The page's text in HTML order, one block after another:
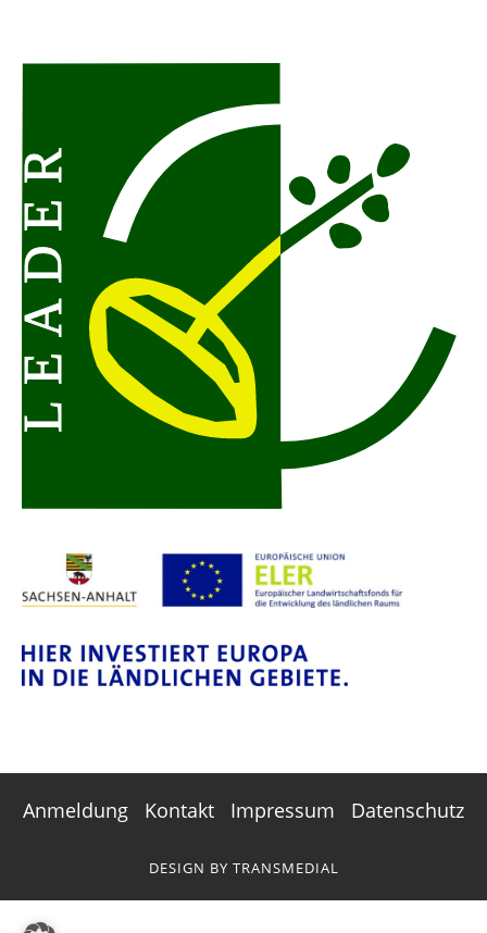
Anmeldung Kontakt Impressum Datenschutz
DESIGN BY TRANSMEDIAL